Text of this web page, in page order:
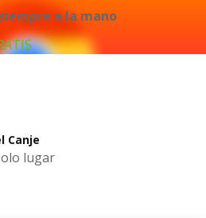
a la mano
lugar
Canje